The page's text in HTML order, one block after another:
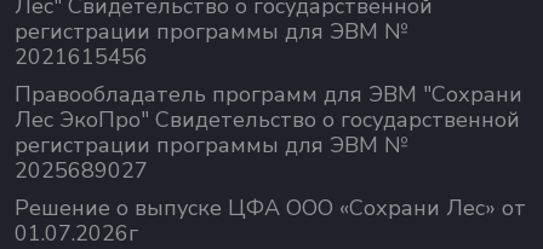
регистрации программы для ЭВМ №
2021615456
Правообладатель программ для ЭВМ "Сохрани
Лес ЭкоПро" Свидетельство о государственной
регистрации программы для ЭВМ №
2025689027
Решение о выпуске ЦФА ООО «Сохрани Лес» от
01.07.2026г